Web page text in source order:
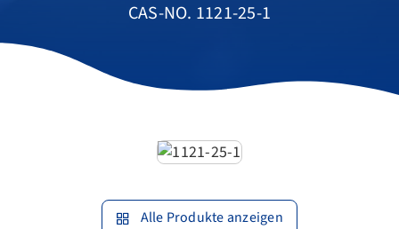
CAS-NO. 1121-25-1
Alle Produkte anzeigen